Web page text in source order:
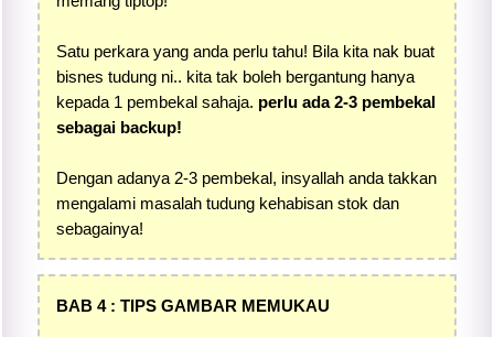
Satu perkara yang anda perlu tahu! Bila kita nak buat
bisnes tudung ni.. kita tak boleh bergantung hanya
kepada 1 pembekal sahaja. perlu ada 2-3 pembekal
sebagai backup!
Dengan adanya 2-3 pembekal, insyallah anda takkan
mengalami masalah tudung kehabisan stok dan
sebagainya!
BAB 4 : TIPS GAMBAR MEMUKAU